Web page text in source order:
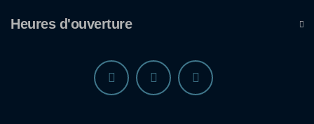
Heures d'ouverture